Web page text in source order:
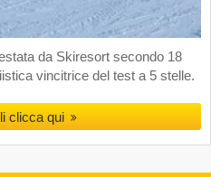
da Skiresort secondo 18
vincitrice del test a 5 stelle.
clicca qui